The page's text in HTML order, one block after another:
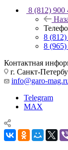
8 (812) 900
8
8
Контактная
г. Санкт-
info@garo-
Telegram
MAX